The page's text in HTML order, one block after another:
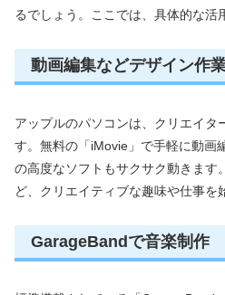
るでしょう。ここでは、具体的な活
動画編集などデザイン作
アップルのパソコンは、クリエイタ
す。無料の「iMovie」で手軽に動画
の高度なソフトもサクサク動きます
ど、クリエイティブな趣味や仕事を
GarageBandで音楽制作